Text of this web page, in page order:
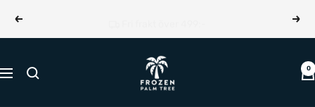
innehållet
Föregående
Navigering
Frozen
Palm
Tree
0